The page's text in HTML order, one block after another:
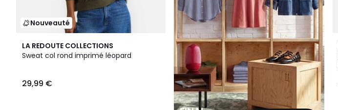
Nouveauté
LA REDOUTE COLLECTIONS
Sweat col rond imprimé léopard
29,99 €